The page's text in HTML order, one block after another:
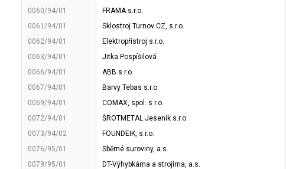
0060/94/01
FRAMA s.r.o.
0061/94/01
Sklostroj Turnov CZ, s.r.o.
0062/94/01
Elektropřístroj s.r.o.
0063/94/01
Jitka Pospíšilová
0066/94/01
ABB s.r.o.
0067/94/01
Barvy Tebas s.r.o.
0069/94/01
COMAX, spol. s r.o.
0072/94/01
ŠROTMETAL Jeseník s.r.o.
0073/94/02
FOUNDEIK, s.r.o.
0076/95/01
Sběrné suroviny, a.s.
0079/95/01
DT-Výhybkárna a strojírna, a.s.